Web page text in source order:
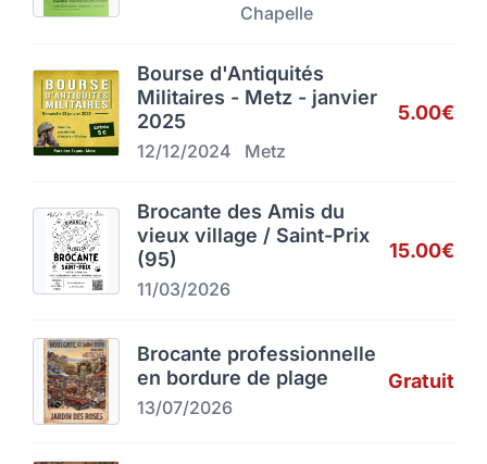
Chapelle
Bourse d'Antiquités
Militaires - Metz - janvier
2025
12/12/2024 Metz
5.00€
Brocante des Amis du
vieux village / Saint-Prix
(95)
11/03/2026
15.00€
Brocante professionnelle
en bordure de plage
13/07/2026
Gratuit